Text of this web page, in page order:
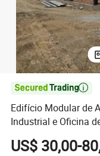

Edifício Modular de
Industrial e Oficina
US$ 30,00-